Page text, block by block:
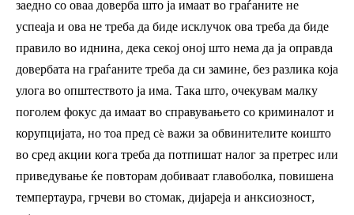
заедно со оваа доверба што ја имаат во граѓаните не
успеаја и ова не треба да биде исклучок ова треба да биде
правило во иднина, дека секој оној што нема да ја оправда
довербата на граѓаните треба да си замине, без разлика која
улога во општеството ја има. Така што, очекувам малку
поголем фокус да имаат во справувањето со криминалот и
корупцијата, но тоа пред сè важи за обвинителите коишто
во сред акции кога треба да потпишат налог за претрес или
приведување ќе повторам добиваат главоболка, повишена
темпертаура, грчеви во стомак, дијареја и анксиозност,